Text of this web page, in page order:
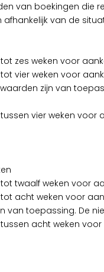
van boekingen die
van de
zes weken voor
vier weken voor
zijn van
vier weken
twaalf weken voor
acht weken voor
van toepassing. De
acht weken